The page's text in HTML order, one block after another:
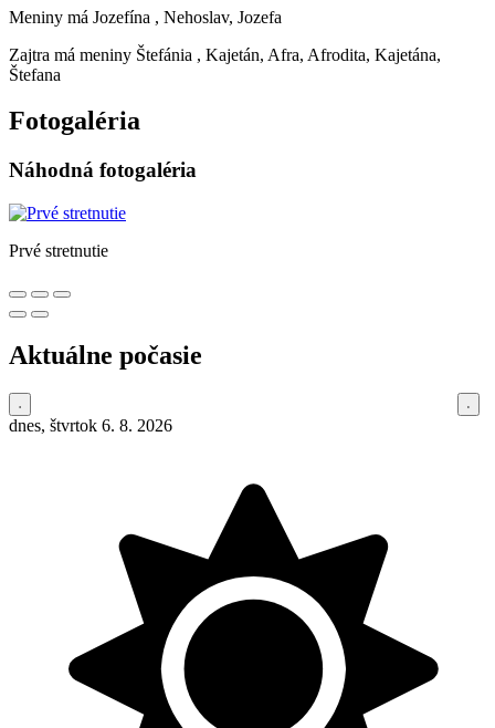
Meniny má Jozefína , Nehoslav, Jozefa
Zajtra má meniny Štefánia , Kajetán, Afra, Afrodita, Kajetána,
Štefana
Fotogaléria
Náhodná fotogaléria
Prvé stretnutie
Aktuálne počasie
dnes, štvrtok 6. 8. 2026